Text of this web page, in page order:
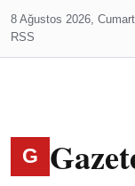
8 Ağustos 2026,
RSS
G